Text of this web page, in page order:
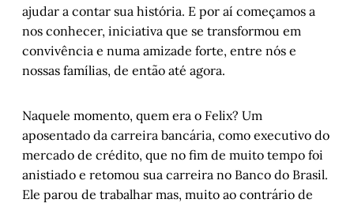
ajudar a contar sua história. E por aí começamos a
nos conhecer, iniciativa que se transformou em
convivência e numa amizade forte, entre nós e
nossas famílias, de então até agora.
Naquele momento, quem era o Felix? Um
aposentado da carreira bancária, como executivo do
mercado de crédito, que no fim de muito tempo foi
anistiado e retomou sua carreira no Banco do Brasil.
Ele parou de trabalhar mas, muito ao contrário de